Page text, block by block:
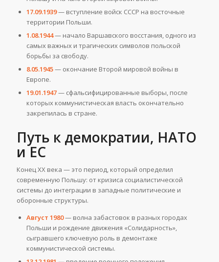
17.09.1939— вступление войск СССР на восточные
территории Польши.
1.08.1944— начало Варшавского восстания, одного из
самых важных и трагических символов польской
борьбы за свободу.
8.05.1945— окончание Второй мировой войны в
Европе.
19.01.1947— сфальсифицированные выборы, после
которых коммунистическая власть окончательно
закрепилась в стране.
Путь к демократии, НАТО
и ЕС
Конец XX века — это период, который определил
современную Польшу: от кризиса социалистической
системы до интеграции в западные политические и
оборонные структуры.
Август 1980— волна забастовок в разных городах
Польши и рождение движения «Солидарность»,
сыгравшего ключевую роль в демонтаже
коммунистической системы.